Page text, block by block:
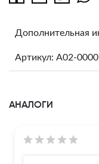
Дополнительная
Артикул: A02-
АНАЛОГИ